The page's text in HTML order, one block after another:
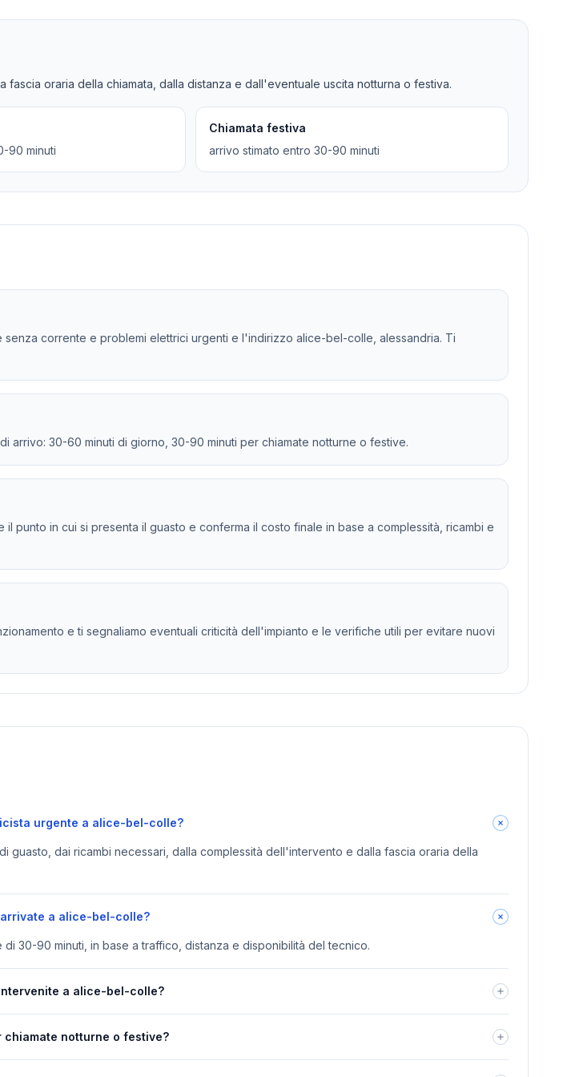
oraria della chiamata, dalla distanza e dall'eventuale uscita notturna o festiva.
90 minuti
Chiamata festiva
arrivo stimato entro 30-90 minuti
corrente e problemi elettrici urgenti e l'indirizzo alice-bel-colle, alessandria. Ti
arrivo: 30-60 minuti di giorno, 30-90 minuti per chiamate notturne o festive.
punto in cui si presenta il guasto e conferma il costo finale in base a complessità, ricambi e
e ti segnaliamo eventuali criticità dell'impianto e le verifiche utili per evitare nuovi
urgente a alice-bel-colle?
guasto, dai ricambi necessari, dalla complessità dell'intervento e dalla fascia oraria della
a alice-bel-colle?
30-90 minuti, in base a traffico, distanza e disponibilità del tecnico.
a alice-bel-colle?
chiamate notturne o festive?